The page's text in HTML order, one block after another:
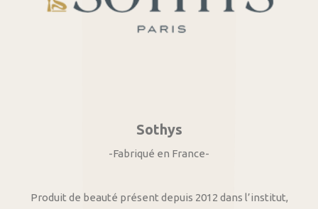
Sothys
-Fabriqué en France-
Produit de beauté présent depuis 2012 dans l’institut,